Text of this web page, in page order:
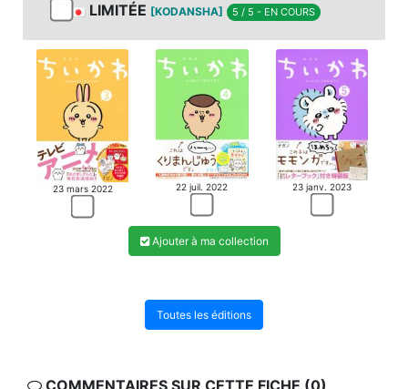
LIMITÉE [KODANSHA] 5 / 5 - EN COURS
23 mars 2022 22 juil. 2022 23 janv. 2023
Ajouter à ma collection
Toutes les éditions